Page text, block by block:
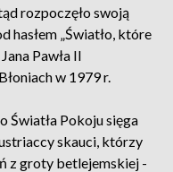
rozpoczęło swoją
hasłem „Światło, które
Pawła II
w 1979 r.
Światła Pokoju sięga
skauci, którzy
z groty betlejemskiej -